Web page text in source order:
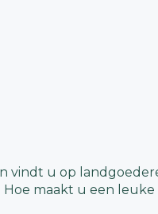
vindt u op
maakt u een